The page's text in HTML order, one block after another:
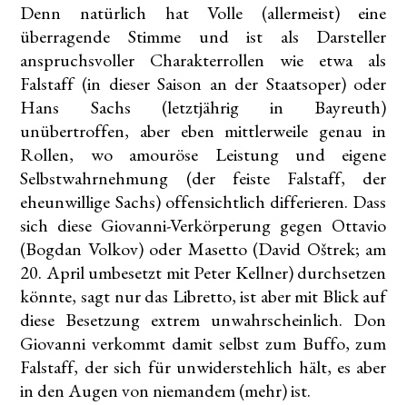
Denn natürlich hat Volle (allermeist) eine
überragende Stimme und ist als Darsteller
anspruchsvoller Charakterrollen wie etwa als
Falstaff (in dieser Saison an der Staatsoper) oder
Hans Sachs (letztjährig in Bayreuth)
unübertroffen, aber eben mittlerweile genau in
Rollen, wo amouröse Leistung und eigene
Selbstwahrnehmung (der feiste Falstaff, der
eheunwillige Sachs) offensichtlich differieren. Dass
sich diese Giovanni-Verkörperung gegen Ottavio
(Bogdan Volkov) oder Masetto (David Oštrek; am
20. April umbesetzt mit Peter Kellner) durchsetzen
könnte, sagt nur das Libretto, ist aber mit Blick auf
diese Besetzung extrem unwahrscheinlich. Don
Giovanni verkommt damit selbst zum Buffo, zum
Falstaff, der sich für unwiderstehlich hält, es aber
in den Augen von niemandem (mehr) ist.